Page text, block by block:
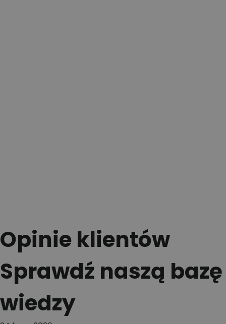
Opinie klientów
Sprawdź naszą bazę
wiedzy